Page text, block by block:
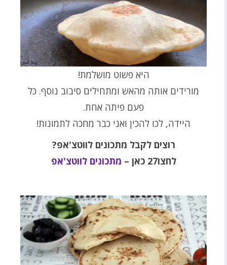
היא פשוט מושלמת!
מורידים אותה מהאש ומתחילים סיבוב נוסף. כל
פעם פיתה אחת.
היידה, לכו להכין ואני כבר מחכה לתמונות!
רוצים לקבל מתכונים לווטצ'אפ?
לחצו27 כאן
– מתכונים לווטצ'אפ